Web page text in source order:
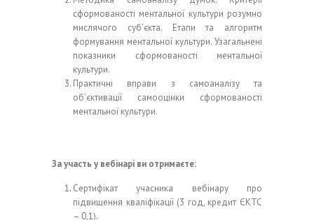
сформованості ментальної культури розумно
мислячого суб’єкта. Етапи та алгоритм
формування ментальної культури. Узагальнені
показники сформованості ментальної
культури.
Практичні вправи з самоаналізу та
об’єктивації самооцінки сформованості
ментальної культури.
За участь у вебінарі ви отримаєте:
Сертифікат учасника вебінару про
підвищення кваліфікації (3 год, кредит ЄКТС
– 0,1).